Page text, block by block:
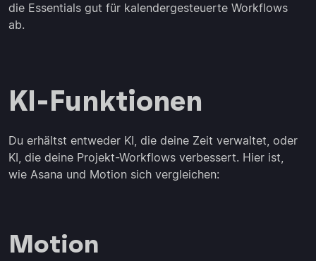
die Essentials gut für kalendergesteuerte Workflows
ab.
KI-Funktionen
Du erhältst entweder KI, die deine Zeit verwaltet, oder
KI, die deine Projekt-Workflows verbessert. Hier ist,
wie Asana und Motion sich vergleichen:
Motion